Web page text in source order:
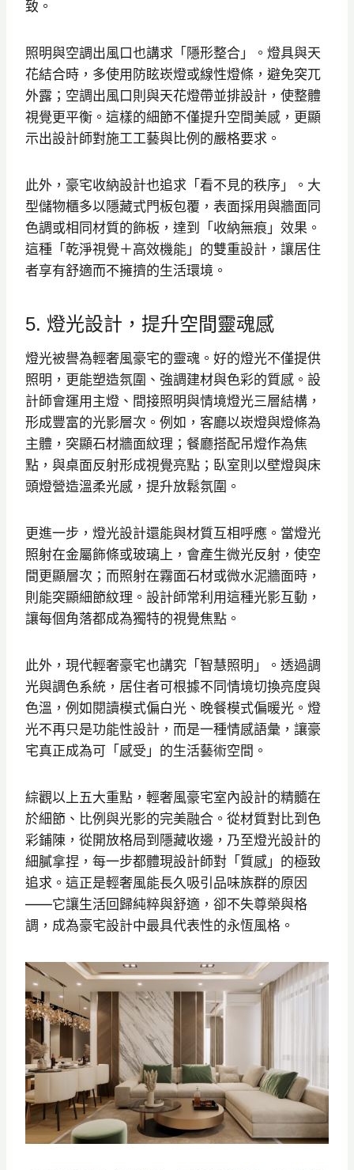
致。
照明與空調出風口也講求「隱形整合」。燈具與天
花結合時，多使用防眩崁燈或線性燈條，避免突兀
外露；空調出風口則與天花燈帶並排設計，使整體
視覺更平衡。這樣的細節不僅提升空間美感，更顯
示出設計師對施工工藝與比例的嚴格要求。
此外，豪宅收納設計也追求「看不見的秩序」。大
型儲物櫃多以隱藏式門板包覆，表面採用與牆面同
色調或相同材質的飾板，達到「收納無痕」效果。
這種「乾淨視覺＋高效機能」的雙重設計，讓居住
者享有舒適而不擁擠的生活環境。
5. 燈光設計，提升空間靈魂感
燈光被譽為輕奢風豪宅的靈魂。好的燈光不僅提供
照明，更能塑造氛圍、強調建材與色彩的質感。設
計師會運用主燈、間接照明與情境燈光三層結構，
形成豐富的光影層次。例如，客廳以崁燈與燈條為
主體，突顯石材牆面紋理；餐廳搭配吊燈作為焦
點，與桌面反射形成視覺亮點；臥室則以壁燈與床
頭燈營造溫柔光感，提升放鬆氛圍。
更進一步，燈光設計還能與材質互相呼應。當燈光
照射在金屬飾條或玻璃上，會產生微光反射，使空
間更顯層次；而照射在霧面石材或微水泥牆面時，
則能突顯細節紋理。設計師常利用這種光影互動，
讓每個角落都成為獨特的視覺焦點。
此外，現代輕奢豪宅也講究「智慧照明」。透過調
光與調色系統，居住者可根據不同情境切換亮度與
色溫，例如閱讀模式偏白光、晚餐模式偏暖光。燈
光不再只是功能性設計，而是一種情感語彙，讓豪
宅真正成為可「感受」的生活藝術空間。
綜觀以上五大重點，輕奢風豪宅室內設計的精髓在
於細節、比例與光影的完美融合。從材質對比到色
彩鋪陳，從開放格局到隱藏收邊，乃至燈光設計的
細膩拿捏，每一步都體現設計師對「質感」的極致
追求。這正是輕奢風能長久吸引品味族群的原因
——它讓生活回歸純粹與舒適，卻不失尊榮與格
調，成為豪宅設計中最具代表性的永恆風格。